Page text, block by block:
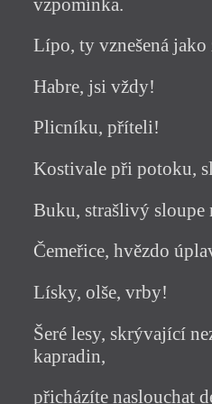
vzpomínka.
Lípo, ty vznešená
Habre, jsi vždy!
Plicníku, příteli!
Kostivale při potoku,
Buku, strašlivý sloupe
Čemeřice, hvězdo
Lísky, olše, vrby!
Šeré lesy, skrývající
kapradin,
přicházíte naslouchat